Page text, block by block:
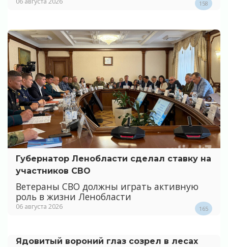
158
Губернатор Ленобласти сделал ставку на
участников СВО
Ветераны СВО должны играть активную
роль в жизни Ленобласти
06 августа 2026 165
Ядовитый вороний глаз созрел в лесах